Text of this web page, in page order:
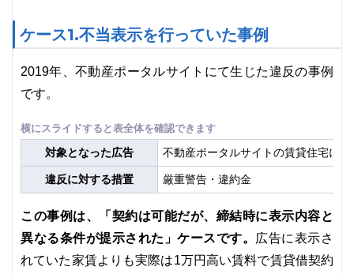
ケース1.不当表示を行っていた事例
2019年、不動産ポータルサイトにて生じた違反の事例
です。
対象となった広告
不動産ポータルサイトの賃貸住宅に関
違反に対する措置
厳重警告・違約金
この事例は、「契約は可能だが、締結時に表示内容と
異なる条件が提示された」ケースです。
広告に表示さ
れていた家賃よりも実際は1万円高い賃料で賃貸借契約